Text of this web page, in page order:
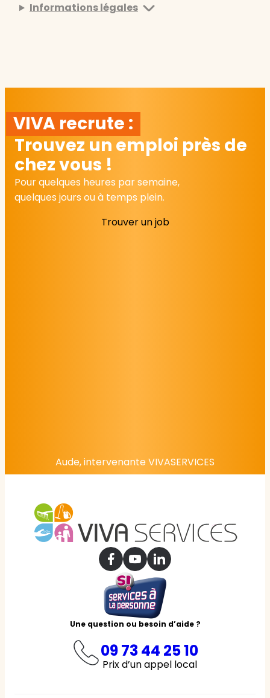
Informations légales
VIVA recrute :
Trouvez un emploi près de
chez vous !
Pour quelques heures par semaine,
quelques jours ou à temps plein.
Trouver un job
Aude, intervenante VIVASERVICES
Une question ou besoin d’aide ?
09 73 44 25 10
Prix d’un appel local